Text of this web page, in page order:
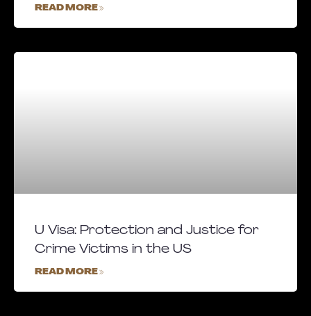
READ MORE »
U Visa: Protection and Justice for
Crime Victims in the US
READ MORE »